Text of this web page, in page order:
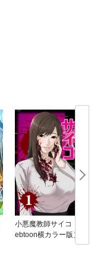
小悪魔教師サイコ（W
ebtoon横カラー版）